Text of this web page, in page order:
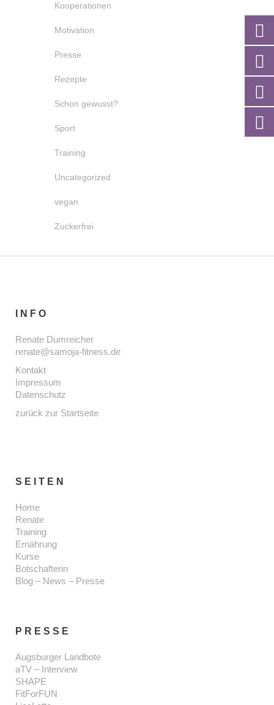
Kooperationen
Motivation
Presse
Rezepte
Schon gewusst?
Sport
Training
Uncategorized
vegan
Zuckerfrei
INFO
Renate Dumreicher
renate@samoja-fitness.de
Kontakt
Impressum
Datenschutz
zurück zur Startseite
SEITEN
Home
Renate
Training
Ernährung
Kurse
Botschafterin
Blog – News – Presse
PRESSE
Augsburger Landbote
aTV – Interview
SHAPE
FitForFUN